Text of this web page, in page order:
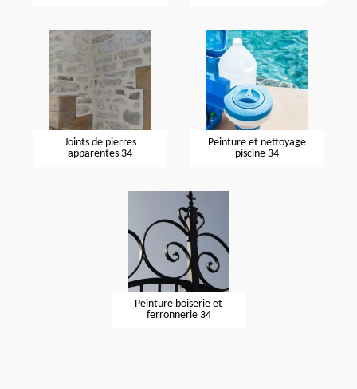
Joints de pierres
apparentes 34
Peinture et nettoyage
piscine 34
Peinture boiserie et
ferronnerie 34